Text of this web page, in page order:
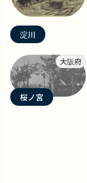
淀川
大阪府
桜ノ宮